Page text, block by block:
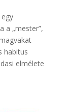
a „mester”,
habitus
elmélete